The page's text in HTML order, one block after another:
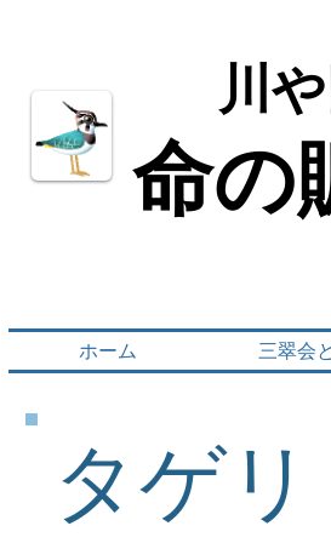
川
川
命の
命の
ホーム 三翠会
タゲリ